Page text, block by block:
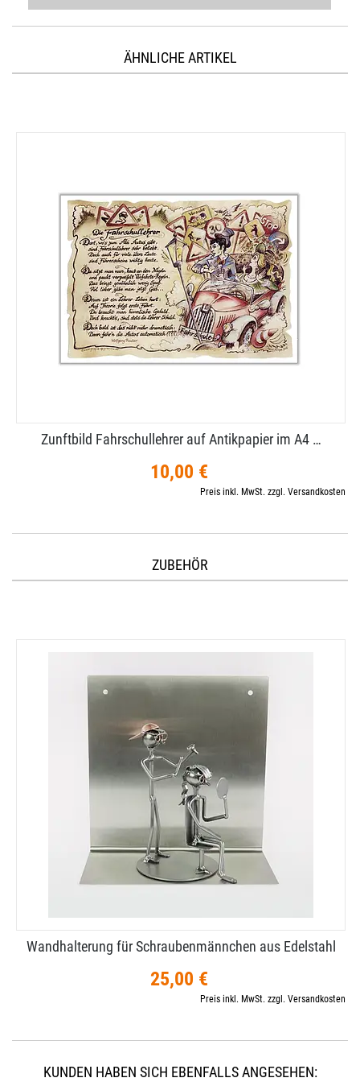
ÄHNLICHE ARTIKEL
Zunftbild Fahrschullehrer auf Antikpapier im A4 …
10,00 €
Preis inkl. MwSt. zzgl. Versandkosten
ZUBEHÖR
Wandhalterung für Schraubenmännchen aus Edelstahl
25,00 €
Preis inkl. MwSt. zzgl. Versandkosten
KUNDEN HABEN SICH EBENFALLS ANGESEHEN: